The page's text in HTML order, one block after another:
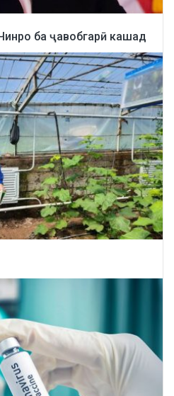
ба ҷавобгарӣ кашад